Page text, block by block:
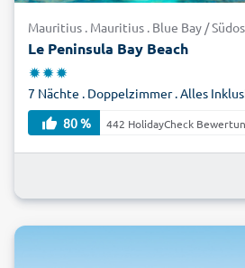
Mauritius . Mauritius . Blue Bay /
Le Peninsula Bay Beach
7 Nächte . Doppelzimmer . Alles
80 %
442 HolidayCheck